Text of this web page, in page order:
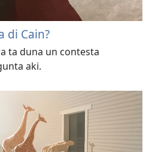
di Cain?
ta duna un contesta
aki.